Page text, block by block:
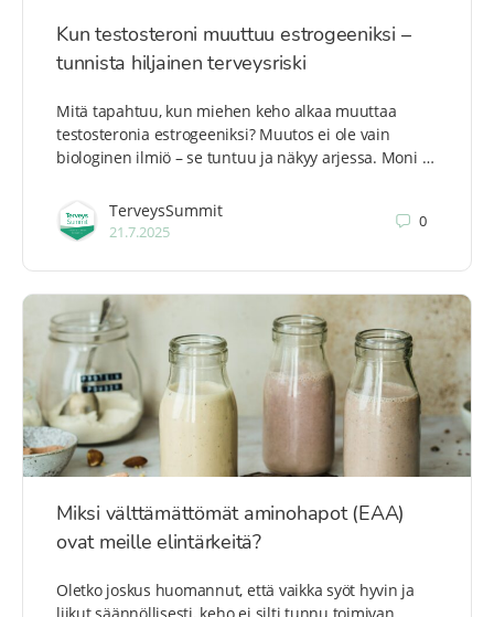
Kun testosteroni muuttuu estrogeeniksi –
tunnista hiljainen terveysriski
Mitä tapahtuu, kun miehen keho alkaa muuttaa
testosteronia estrogeeniksi? Muutos ei ole vain
biologinen ilmiö – se tuntuu ja näkyy arjessa. Moni …
TerveysSummit
21.7.2025
0
Miksi välttämättömät aminohapot (EAA)
ovat meille elintärkeitä?
Oletko joskus huomannut, että vaikka syöt hyvin ja